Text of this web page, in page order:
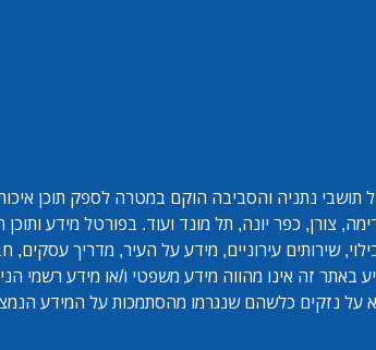
תושבי נתניה והסביבה הוקם במטרה לספק תוכן
צורן, כפר יונה, תל מונד ועוד. בפורטל מידע
שירותים עירוניים, מידע על העיר, מדריך עסקים,
באתר זה אינו מהווה מידע משפטי ו/או מידע רשמי
על נזקים כלשהם שנגרמו מהסתמכות על המידע